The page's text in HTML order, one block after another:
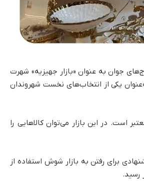
جوان به عنوان «بازار جهیزیه» شهرت
یکی از انتخاب‌های نخست شهروندان
است. در این بازار می‌توان کالاهایی را
برای رفتن به بازار شوش استفاده از
رسید.